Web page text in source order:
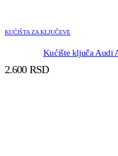
KUĆIŠTA ZA KLJUČEVE
Kućište ključa Audi
2.600 RSD